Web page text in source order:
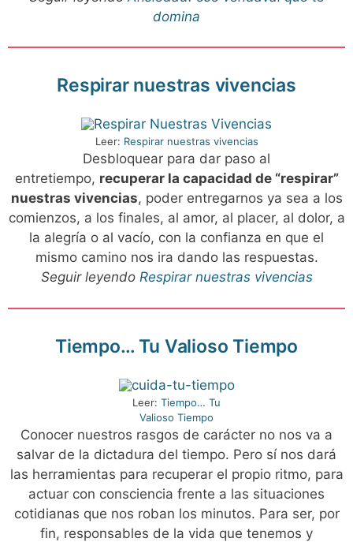
domina
Respirar nuestras vivencias
Leer: Respirar nuestras vivencias
Desbloquear para dar paso al
entretiempo, recuperar la capacidad de “respirar”
nuestras vivencias, poder entregarnos ya sea a los
comienzos, a los finales, al amor, al placer, al dolor, a
la alegría o al vacío, con la confianza en que el
mismo camino nos ira dando las respuestas.
Seguir leyendo Respirar nuestras vivencias
Tiempo… Tu Valioso Tiempo
Leer: Tiempo… Tu
Valioso Tiempo
Conocer nuestros rasgos de carácter no nos va a
salvar de la dictadura del tiempo. Pero sí nos dará
las herramientas para recuperar el propio ritmo, para
actuar con consciencia frente a las situaciones
cotidianas que nos roban los minutos. Para ser, por
fin, responsables de la vida que tenemos y